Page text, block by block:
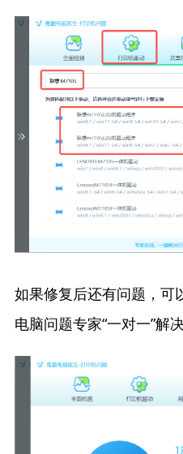
如果修复后还有问题，可
电脑问题专家“一对一”解